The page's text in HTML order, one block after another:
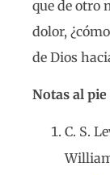
que de otro
dolor,
de Dios
Notas al pie
C. S.